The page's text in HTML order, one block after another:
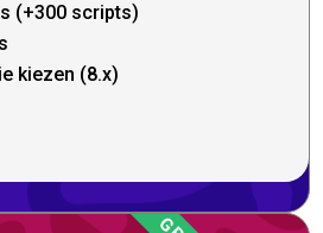
(+300 scripts)
kiezen (8.x)